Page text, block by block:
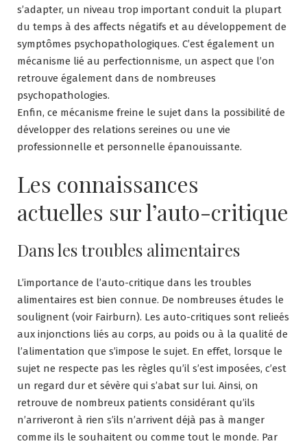
s’adapter, un niveau trop important conduit la plupart
du temps à des affects négatifs et au développement de
symptômes psychopathologiques. C’est également un
mécanisme lié au perfectionnisme, un aspect que l’on
retrouve également dans de nombreuses
psychopathologies.
Enfin, ce mécanisme freine le sujet dans la possibilité de
développer des relations sereines ou une vie
professionnelle et personnelle épanouissante.
Les connaissances
actuelles sur l’auto-critique
Dans les troubles alimentaires
L’importance de l’auto-critique dans les troubles
alimentaires est bien connue. De nombreuses études le
soulignent (voir Fairburn). Les auto-critiques sont relieés
aux injonctions liés au corps, au poids ou à la qualité de
l’alimentation que s’impose le sujet. En effet, lorsque le
sujet ne respecte pas les règles qu’il s’est imposées, c’est
un regard dur et sévère qui s’abat sur lui. Ainsi, on
retrouve de nombreux patients considérant qu’ils
n’arriveront à rien s’ils n’arrivent déjà pas à manger
comme ils le souhaitent ou comme tout le monde. Par